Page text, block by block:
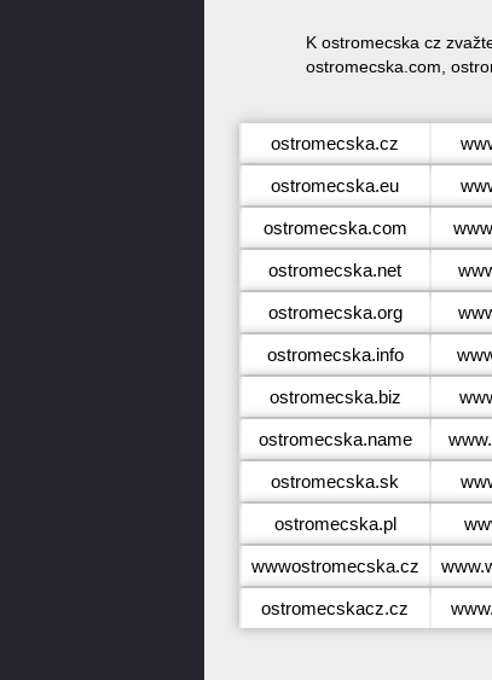
K ostromecska cz
ostromecska.com,
ostromecska.cz
ostromecska.eu
ostromecska.com
ostromecska.net
ostromecska.org
ostromecska.info
ostromecska.biz
ostromecska.name
ostromecska.sk
ostromecska.pl
wwwostromecska.cz
ostromecskacz.cz